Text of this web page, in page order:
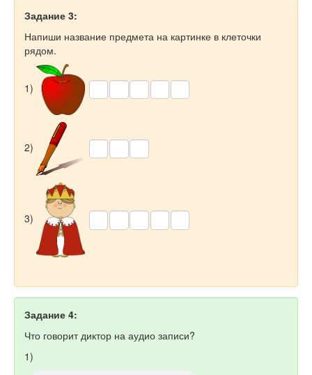
Задание 3:
Напиши название предмета на картинке в клеточки
рядом.
1)
2)
3)
Задание 4:
Что говорит диктор на аудио записи?
1)